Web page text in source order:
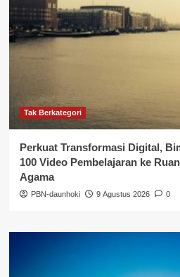
Tak Berkategori
Perkuat Transformasi Digital,
100 Video Pembelajaran ke
Agama
PBN-daunhoki 9 Agustus 2026 0